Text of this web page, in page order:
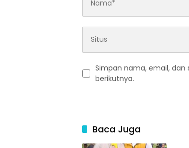
Simpan nama, email,
berikutnya.
Baca Juga